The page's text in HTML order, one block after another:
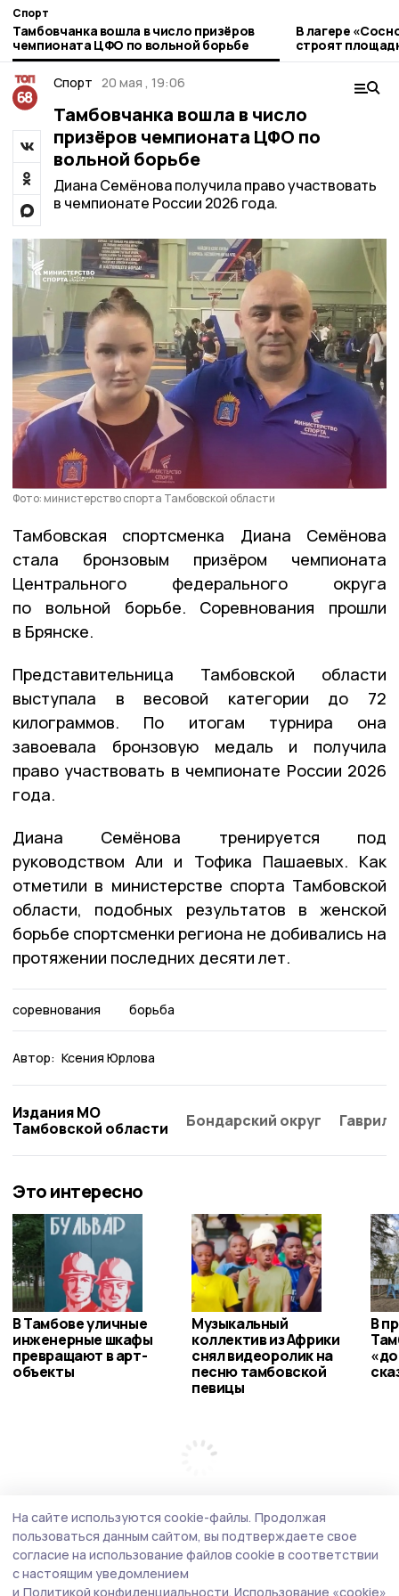
Спорт
Тамбовчанка вошла в число призёров
чемпионата ЦФО по вольной борьбе
В лагере
строят
Спорт 20 мая , 19:06
Тамбовчанка вошла в число
призёров чемпионата ЦФО по
вольной борьбе
Диана Семёнова получила право участвовать
в чемпионате России 2026 года.
Фото: министерство спорта Тамбовской области
Тамбовская спортсменка Диана Семёнова
стала бронзовым призёром чемпионата
Центрального федерального округа
по вольной борьбе. Соревнования прошли
в Брянске.
Представительница Тамбовской области
выступала в весовой категории до 72
килограммов. По итогам турнира она
завоевала бронзовую медаль и получила
право участвовать в чемпионате России 2026
года.
Диана Семёнова тренируется под
руководством Али и Тофика Пашаевых. Как
отметили в министерстве спорта Тамбовской
области, подобных результатов в женской
борьбе спортсменки региона не добивались на
протяжении последних десяти лет.
соревнования борьба
Автор: Ксения Юрлова
Издания МО
Тамбовской области
Бондарский округ
Это интересно
В Тамбове уличные
инженерные шкафы
превращают в арт-
объекты
Музыкальный
коллектив из Африки
снял видеоролик на
песню тамбовской
певицы
В
На сайте используются cookie-файлы. Продолжая
пользоваться данным сайтом, вы подтверждаете свое
согласие на использование файлов cookie в соответствии
с настоящим уведомлением
и Политикой конфиденциальности. Использование «cookie»